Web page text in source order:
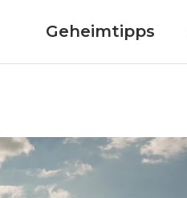
Geheimtipps